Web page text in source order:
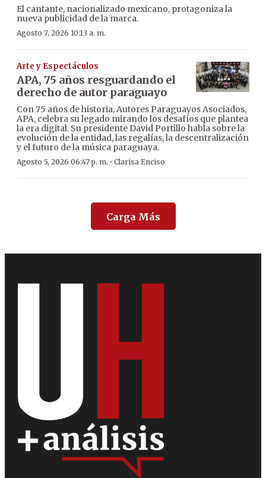
El cantante, nacionalizado mexicano, protagoniza la
nueva publicidad de la marca.
Agosto 7, 2026 10:13 a. m.
Arte y Espectáculos
APA, 75 años resguardando el
derecho de autor paraguayo
Con 75 años de historia, Autores Paraguayos Asociados,
APA, celebra su legado mirando los desafíos que plantea
la era digital. Su presidente David Portillo habla sobre la
evolución de la entidad, las regalías, la descentralización
y el futuro de la música paraguaya.
Agosto 5, 2026 06:47 p. m. · Clarisa Enciso
Carga Más